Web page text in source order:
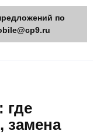
где
замена
по